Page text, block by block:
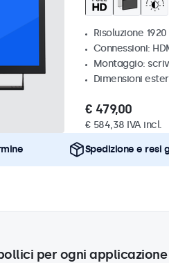
Risoluzione
Connessioni:
Montaggio:
Dimensioni
€ 479,00
€ 584,38 IVA incl.
Spedizione e resi
per ogni applicazione